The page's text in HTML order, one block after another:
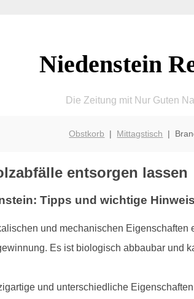
Niedenstein
Die Zeitung mit Nur Guten
Obstkorb | Mittagstisch |
entsorgen lassen
Tipps und wichtige
und mechanischen
Es ist biologisch abbaubar und
und unterschiedliche